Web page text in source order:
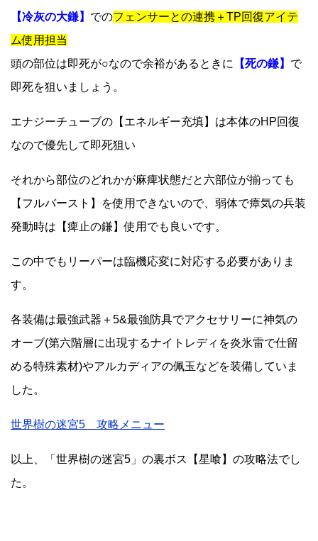
【冷灰の大鎌】 でのフェンサーとの連携＋TP回復アイテ
ム使用担当
頭の部位は即死が○なので余裕があるときに
【死の鎌】 で
即死を狙いましょう。
エナジーチューブの【エネルギー充填】は本体のHP回復
なので優先して即死狙い
それから部位のどれかが麻痺状態だと六部位が揃っても
【フルバースト】を使用できないので、弱体で瘴気の兵装
発動時は【痺止の鎌】使用でも良いです。
この中でもリーパーは臨機応変に対応する必要がありま
す。
各装備は最強武器＋5&最強防具でアクセサリーに神気の
オーブ(第六階層に出現するナイトレディを炎氷雷で仕留
める特殊素材)やアルカディアの佩玉などを装備していま
した。
世界樹の迷宮5 攻略メニュー
以上、「世界樹の迷宮5」の裏ボス【星喰】の攻略法でし
た。